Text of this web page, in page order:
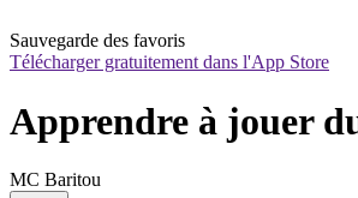
Sauvegarde des favoris
Télécharger gratuitement dans l'App Store
Apprendre à jouer
MC Baritou